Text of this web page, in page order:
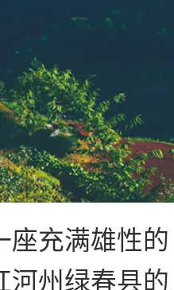
充满雄性的
河州绿春县的